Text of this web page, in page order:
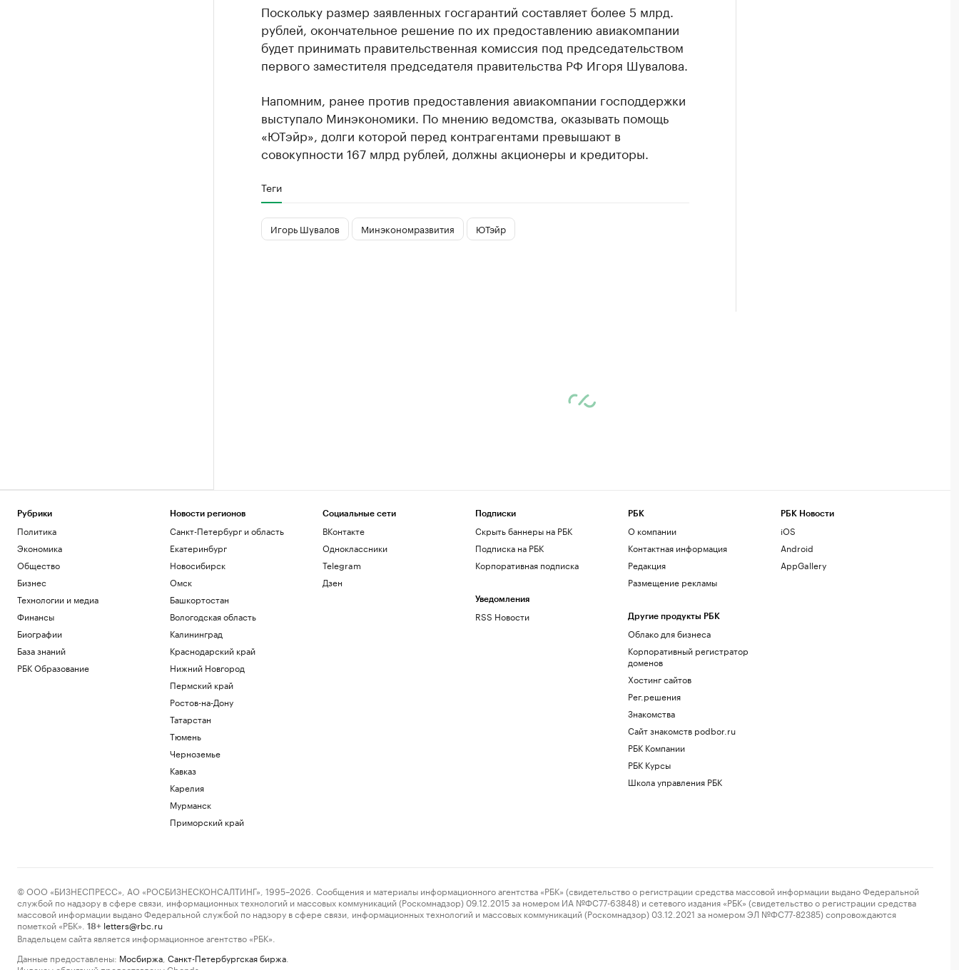
Поскольку размер заявленных госгарантий составляет более 5 млрд.
рублей, окончательное решение по их предоставлению авиакомпании
будет принимать правительственная комиссия под председательством
первого заместителя председателя правительства РФ Игоря Шувалова.
Напомним, ранее против предоставления авиакомпании господдержки
выступало Минэкономики. По мнению ведомства, оказывать помощь
«ЮТэйр», долги которой перед контрагентами превышают в
совокупности 167 млрд рублей, должны акционеры и кредиторы.
Теги
Игорь Шувалов Минэкономразвития ЮТэйр
Рубрики
Политика
Экономика
Общество
Бизнес
Технологии и медиа
Финансы
Биографии
База знаний
РБК Образование
Новости регионов
Санкт-Петербург и область
Екатеринбург
Новосибирск
Омск
Башкортостан
Вологодская область
Калининград
Краснодарский край
Нижний Новгород
Пермский край
Ростов-на-Дону
Татарстан
Тюмень
Черноземье
Кавказ
Карелия
Мурманск
Приморский край
Социальные сети
ВКонтакте
Одноклассники
Telegram
Дзен
Подписки
Скрыть баннеры на РБК
Подписка на РБК
Корпоративная подписка
Уведомления
RSS Новости
РБК
О компании
Контактная информация
Редакция
Размещение рекламы
Другие продукты РБК
Облако для бизнеса
Корпоративный регистратор
доменов
Хостинг сайтов
Рег.решения
Знакомства
Сайт знакомств podbor.ru
РБК Компании
РБК Курсы
Школа управления РБК
РБК Новости
iOS
Android
AppGallery
© ООО «БИЗНЕСПРЕСС», АО «РОСБИЗНЕСКОНСАЛТИНГ», 1995–2026. Сообщения и материалы информационного агентства «РБК» (свидетельство о регистрации средства массовой информации выдано Федеральной
службой по надзору в сфере связи, информационных технологий и массовых коммуникаций (Роскомнадзор) 09.12.2015 за номером ИА №ФС77-63848) и сетевого издания «РБК» (свидетельство о регистрации средства
массовой информации выдано Федеральной службой по надзору в сфере связи, информационных технологий и массовых коммуникаций (Роскомнадзор) 03.12.2021 за номером ЭЛ №ФС77-82385) сопровождаются
пометкой «РБК».
18+ letters@rbc.ru
Владельцем сайта является информационное агентство «РБК».
Данные предоставлены: Мосбиржа Санкт-Петербургская биржа